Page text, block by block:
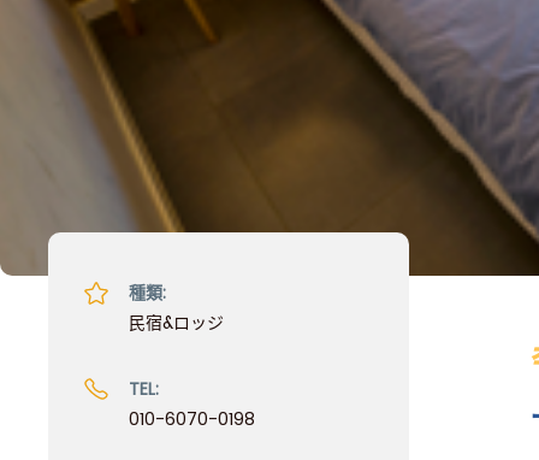
種類:
民宿&ロッジ
TEL:
010-6070-0198